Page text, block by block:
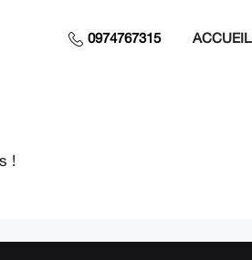
0974767315 ACCUEIL
!